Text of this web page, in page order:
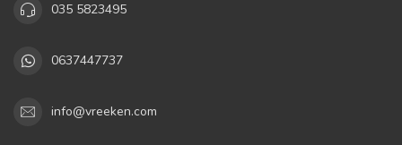
035 5823495
0637447737
info@vreeken.com